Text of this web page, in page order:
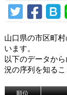
山口県の市区町
います。
以下のデータか
況の序列を知るこ
順位